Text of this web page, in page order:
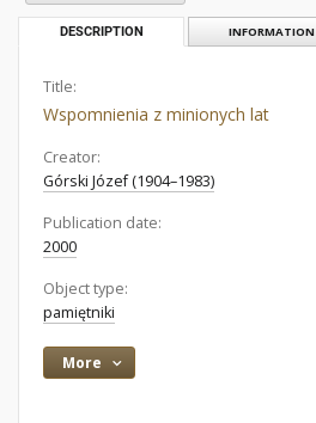
DESCRIPTION INFORMATION
Title:
Wspomnienia z minionych lat
Creator:
Górski Józef (1904–1983)
Publication date:
2000
Object type:
pamiętniki
More